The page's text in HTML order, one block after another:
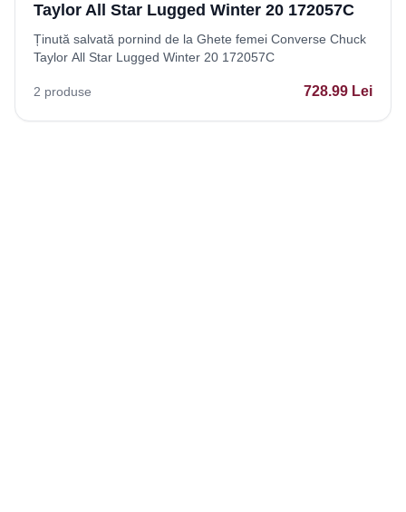
Taylor All Star Lugged Winter 20 172057C
Ținută salvată pornind de la Ghete femei Converse Chuck
Taylor All Star Lugged Winter 20 172057C
2 produse 728.99 Lei